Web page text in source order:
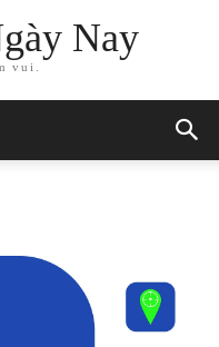
Nay
vui.